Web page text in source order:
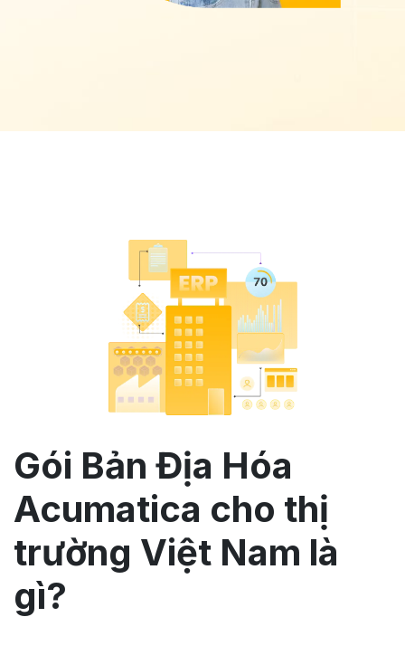
Gói Bản Địa Hóa
Acumatica cho thị
trường Việt Nam là
gì?